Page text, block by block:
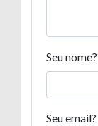
Seu nome?
Seu